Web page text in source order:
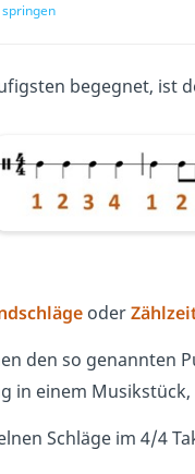
begegnet, ist
oder
den so genannten
in einem
Schläge im 4/4